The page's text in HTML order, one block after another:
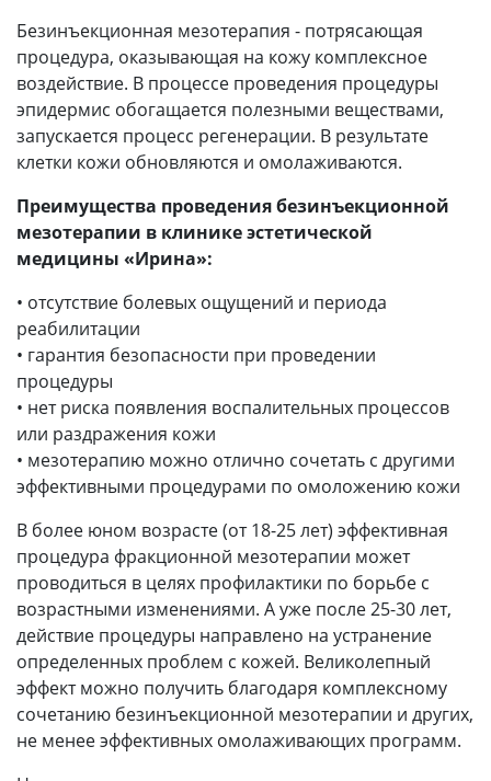
Безинъекционная мезотерапия - потрясающая
процедура, оказывающая на кожу комплексное
воздействие. В процессе проведения процедуры
эпидермис обогащается полезными веществами,
запускается процесс регенерации. В результате
клетки кожи обновляются и омолаживаются.
Преимущества проведения безинъекционной
мезотерапии в клинике эстетической
медицины «Ирина»:
• отсутствие болевых ощущений и периода
реабилитации
• гарантия безопасности при проведении
процедуры
• нет риска появления воспалительных процессов
или раздражения кожи
• мезотерапию можно отлично сочетать с другими
эффективными процедурами по омоложению кожи
В более юном возрасте (от 18-25 лет) эффективная
процедура фракционной мезотерапии может
проводиться в целях профилактики по борьбе с
возрастными изменениями. А уже после 25-30 лет,
действие процедуры направлено на устранение
определенных проблем с кожей. Великолепный
эффект можно получить благодаря комплексному
сочетанию безинъекционной мезотерапии и других,
не менее эффективных омолаживающих программ.